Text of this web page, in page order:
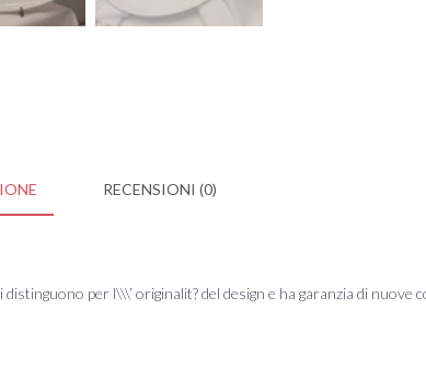
RECENSIONI (0)
per l\\\’ originalit? del design e ha garanzia di